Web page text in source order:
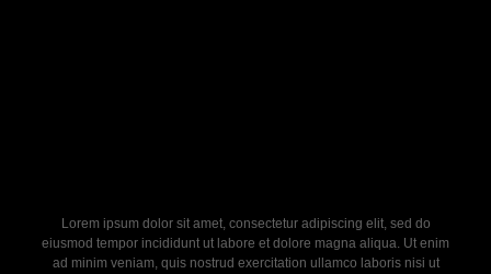
Lorem ipsum dolor sit amet, consectetur adipiscing elit, sed do
eiusmod tempor incididunt ut labore et dolore magna aliqua. Ut enim
ad minim veniam, quis nostrud exercitation ullamco laboris nisi ut